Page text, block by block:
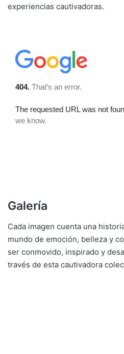
experiencias cautivadoras.
Galería
Cada imagen cuenta una
mundo de emoción, belleza y
ser conmovido, inspirado y
través de esta cautivadora